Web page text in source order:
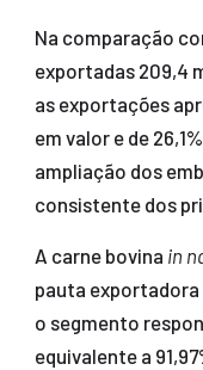
Na comparação
exportadas 209,4
as exportações
em valor e de
ampliação dos
consistente dos
A carne bovina in
pauta exportadora
o segmento
equivalente a